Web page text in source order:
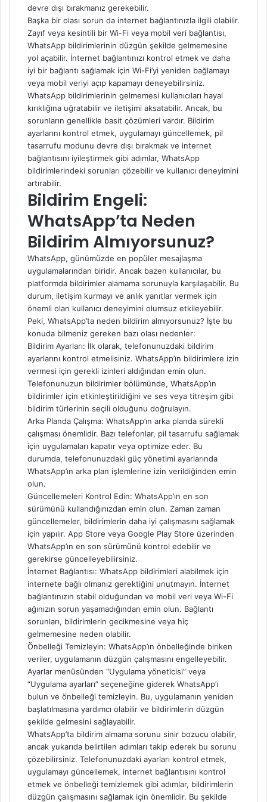
devre dışı bırakmanız gerekebilir.
Başka bir olası sorun da internet bağlantınızla ilgili olabilir.
Zayıf veya kesintili bir Wi-Fi veya mobil veri bağlantısı,
WhatsApp bildirimlerinin düzgün şekilde gelmemesine
yol açabilir. İnternet bağlantınızı kontrol etmek ve daha
iyi bir bağlantı sağlamak için Wi-Fi’yi yeniden bağlamayı
veya mobil veriyi açıp kapamayı deneyebilirsiniz.
WhatsApp bildirimlerinin gelmemesi kullanıcıları hayal
kırıklığına uğratabilir ve iletişimi aksatabilir. Ancak, bu
sorunların genellikle basit çözümleri vardır. Bildirim
ayarlarını kontrol etmek, uygulamayı güncellemek, pil
tasarrufu modunu devre dışı bırakmak ve internet
bağlantısını iyileştirmek gibi adımlar, WhatsApp
bildirimlerindeki sorunları çözebilir ve kullanıcı deneyimini
artırabilir.
Bildirim Engeli:
WhatsApp’ta Neden
Bildirim Almıyorsunuz?
WhatsApp, günümüzde en popüler mesajlaşma
uygulamalarından biridir. Ancak bazen kullanıcılar, bu
platformda bildirimler alamama sorunuyla karşılaşabilir. Bu
durum, iletişim kurmayı ve anlık yanıtlar vermek için
önemli olan kullanıcı deneyimini olumsuz etkileyebilir.
Peki, WhatsApp’ta neden bildirim almıyorsunuz? İşte bu
konuda bilmeniz gereken bazı olası nedenler:
Bildirim Ayarları: İlk olarak, telefonunuzdaki bildirim
ayarlarını kontrol etmelisiniz. WhatsApp’ın bildirimlere izin
vermesi için gerekli izinleri aldığından emin olun.
Telefonunuzun bildirimler bölümünde, WhatsApp’ın
bildirimler için etkinleştirildiğini ve ses veya titreşim gibi
bildirim türlerinin seçili olduğunu doğrulayın.
Arka Planda Çalışma: WhatsApp’ın arka planda sürekli
çalışması önemlidir. Bazı telefonlar, pil tasarrufu sağlamak
için uygulamaları kapatır veya optimize eder. Bu
durumda, telefonunuzdaki güç yönetimi ayarlarında
WhatsApp’ın arka plan işlemlerine izin verildiğinden emin
olun.
Güncellemeleri Kontrol Edin: WhatsApp’ın en son
sürümünü kullandığınızdan emin olun. Zaman zaman
güncellemeler, bildirimlerin daha iyi çalışmasını sağlamak
için yapılır. App Store veya Google Play Store üzerinden
WhatsApp’ın en son sürümünü kontrol edebilir ve
gerekirse güncelleyebilirsiniz.
İnternet Bağlantısı: WhatsApp bildirimleri alabilmek için
internete bağlı olmanız gerektiğini unutmayın. İnternet
bağlantınızın stabil olduğundan ve mobil veri veya Wi-Fi
ağınızın sorun yaşamadığından emin olun. Bağlantı
sorunları, bildirimlerin gecikmesine veya hiç
gelmemesine neden olabilir.
Önbelleği Temizleyin: WhatsApp’ın önbelleğinde biriken
veriler, uygulamanın düzgün çalışmasını engelleyebilir.
Ayarlar menüsünden “Uygulama yöneticisi” veya
“Uygulama ayarları” seçeneğine giderek WhatsApp’ı
bulun ve önbelleği temizleyin. Bu, uygulamanın yeniden
başlatılmasına yardımcı olabilir ve bildirimlerin düzgün
şekilde gelmesini sağlayabilir.
WhatsApp’ta bildirim almama sorunu sinir bozucu olabilir,
ancak yukarıda belirtilen adımları takip ederek bu sorunu
çözebilirsiniz. Telefonunuzdaki ayarları kontrol etmek,
uygulamayı güncellemek, internet bağlantısını kontrol
etmek ve önbelleği temizlemek gibi adımlar, bildirimlerin
düzgün çalışmasını sağlamak için önemlidir. Bu şekilde